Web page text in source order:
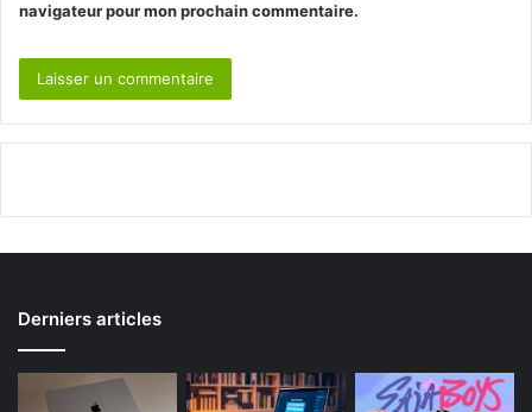
navigateur pour mon prochain commentaire.
Derniers articles